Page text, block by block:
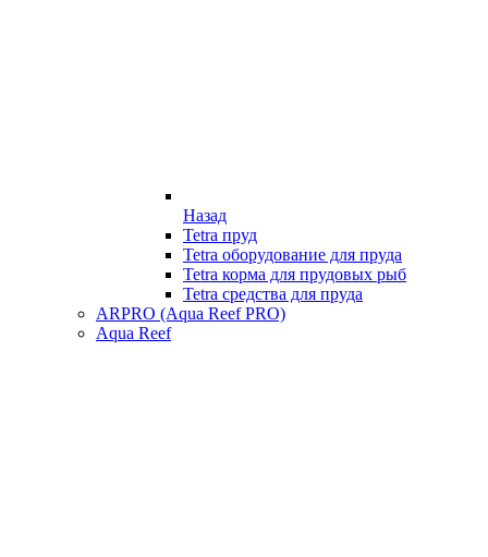
Назад
Tetra пруд
Tetra оборудование для пруда
Tetra корма для прудовых рыб
Tetra средства для пруда
ARPRO (Aqua Reef PRO)
Aqua Reef